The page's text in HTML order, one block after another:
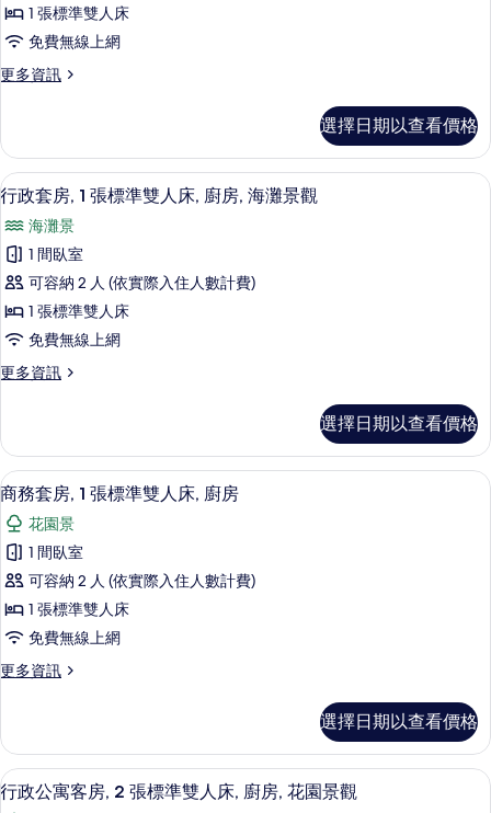
選
條
景
房
廳
的
所
有
相
片
1 張標準雙人床
免費無線上網
更多資訊
更
一
房
一
廳
的
詳
情
選擇日期以查看價格
顯
示
行
政
套
房,
張
準
雙
人
床,
廚
房,
海
灘
景
所
有
行政套房, 1 張標準雙人床, 廚房, 海
9
行政套房, 1 張標準雙人床, 廚房, 海灘景觀
海灘景
1 間臥室
可容納 2 人 (依實際入住人數計費)
1 張標準雙人床
免費無線上網
更多資訊
更
套
房,
1
張
標
準
雙
人
床,
廚
房,
海
的
詳
情
選擇日期以查看價格
顯
示
商
務
套
房,
張
準
雙
人
書桌、筆電工作空間、遮光布/窗簾、
12
商務套房, 1 張標準雙人床, 廚房
花園景
1 間臥室
可容納 2 人 (依實際入住人數計費)
1 張標準雙人床
免費無線上網
更多資訊
更
套
房,
1
張
選擇日期以查看價格
顯
行政公寓客房, 2 張標準雙人床, 廚房,
14
行政公寓客房, 2 張標準雙人床, 廚房, 花園景觀